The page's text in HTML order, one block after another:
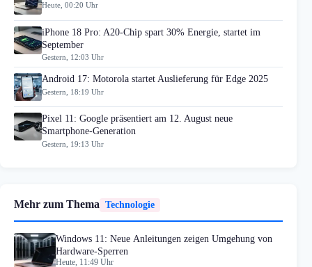
Heute, 00:20 Uhr
iPhone 18 Pro: A20-Chip spart 30% Energie, startet im
September
Gestern, 12:03 Uhr
Android 17: Motorola startet Auslieferung für Edge 2025
Gestern, 18:19 Uhr
Pixel 11: Google präsentiert am 12. August neue
Smartphone-Generation
Gestern, 19:13 Uhr
Mehr zum Thema Technologie
Windows 11: Neue Anleitungen zeigen Umgehung von
Hardware-Sperren
Heute, 11:49 Uhr